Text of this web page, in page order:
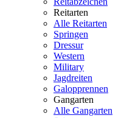
Reitarten
Alle Reitarten
Springen
Dressur
Western
Military
Jagdreiten
Galopprennen
Gangarten
Alle Gangarten